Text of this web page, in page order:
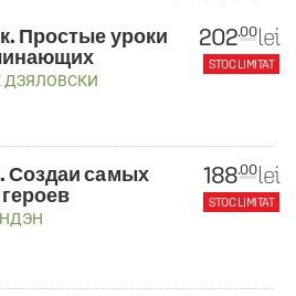
Простые уроки
202.00 lei
STOC LIMITAT
Создаи самых
188.00 lei
STOC LIMITAT